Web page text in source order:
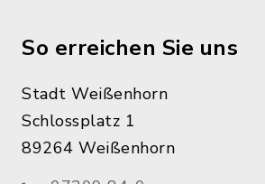
So erreichen Sie uns
Stadt Weißenhorn
Schlossplatz 1
89264 Weißenhorn